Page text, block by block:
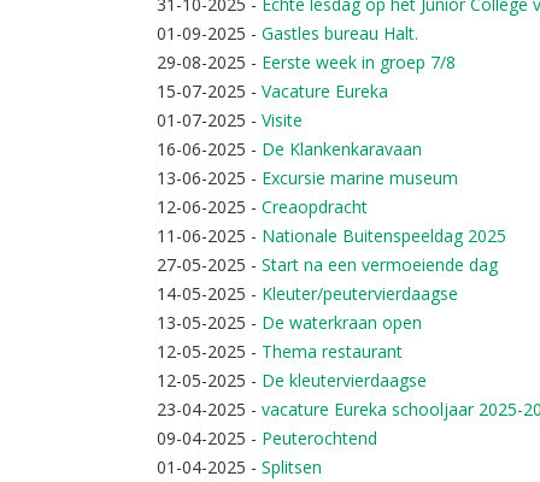
01-09-2025 - Gastles bureau Halt.
29-08-2025 - Eerste week in groep 7/8
15-07-2025 - Vacature Eureka
01-07-2025 - Visite
16-06-2025 - De Klankenkaravaan
13-06-2025 - Excursie marine museum
12-06-2025 - Creaopdracht
11-06-2025 - Nationale Buitenspeeldag 2025
27-05-2025 - Start na een vermoeiende dag
14-05-2025 - Kleuter/peutervierdaagse
13-05-2025 - De waterkraan open
12-05-2025 - Thema restaurant
12-05-2025 - De kleutervierdaagse
23-04-2025 - vacature Eureka schooljaar 2025-
09-04-2025 - Peuterochtend
01-04-2025 - Splitsen